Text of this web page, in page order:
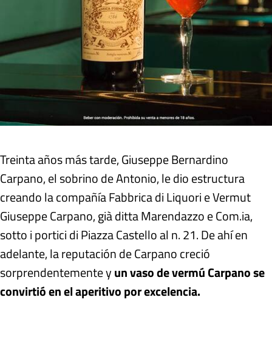
Treinta años más tarde, Giuseppe Bernardino
Carpano, el sobrino de Antonio, le dio estructura
creando la compañía Fabbrica di Liquori e Vermut
Giuseppe Carpano, già ditta Marendazzo e Com.ia,
sotto i portici di Piazza Castello al n. 21. De ahí en
adelante, la reputación de Carpano creció
sorprendentemente yun vaso de vermú Carpano se
convirtió en el aperitivo por excelencia.